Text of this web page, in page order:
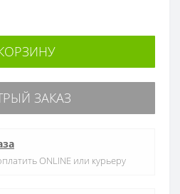
ЗАКАЗ
ONLINE или курьеру